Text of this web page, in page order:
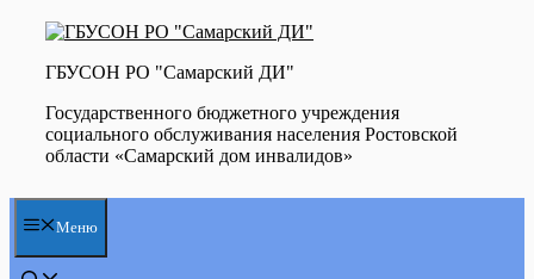
Перейти
содержимому
ГБУСОН РО "Самарский ДИ"
Государственного бюджетного учреждения
социального обслуживания населения Ростовской
области «Самарский дом инвалидов»
Меню